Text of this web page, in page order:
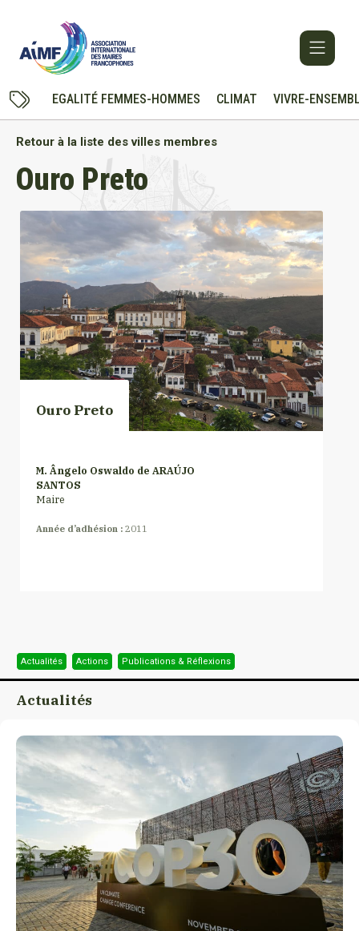
EGALITÉ FEMMES-HOMMES CLIMAT VIVRE-
Retour à la liste des villes membres
Ouro Preto
Ouro Preto
M. Ângelo Oswaldo de ARAÚJO
SANTOS
Maire
Année d’adhésion : 2011
Actualités Actions Publications & Réflexions
Actualités